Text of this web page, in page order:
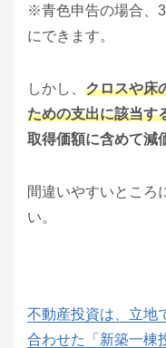
※青色申告の場合、
にできます。
しかし、 クロスや床
ための支出に該当す
取得価額に含めて減
間違いやすいところ
い。
不動産投資は、立地
合わせた「新築一棟